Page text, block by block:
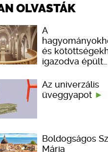
OLVASTÁK
A
és
igazodva épült…
Az univerzális
üveggyapot
Boldogságos
Mária